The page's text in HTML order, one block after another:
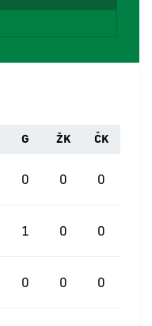
G ŽK ČK
0 0 0
1 0 0
0 0 0